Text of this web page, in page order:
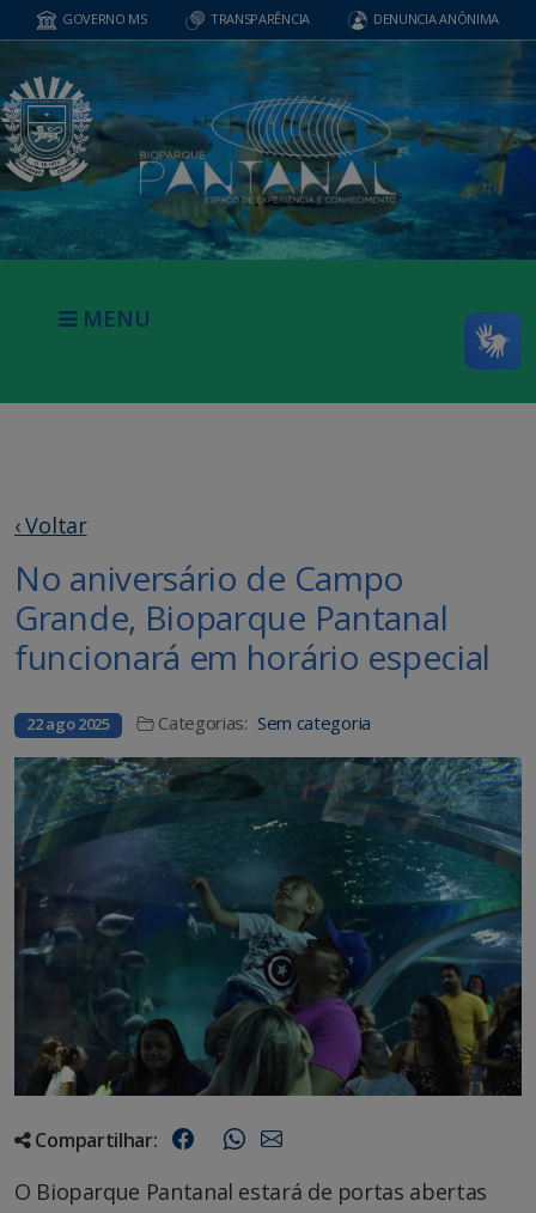
GOVERNO MS TRANSPARÊNCIA DENUNCIA ANÔNIMA
MENU
‹ Voltar
No aniversário de Campo
Grande, Bioparque Pantanal
funcionará em horário especial
22 ago 2025 Categorias: Sem categoria
Compartilhar:
O Bioparque Pantanal estará de portas abertas